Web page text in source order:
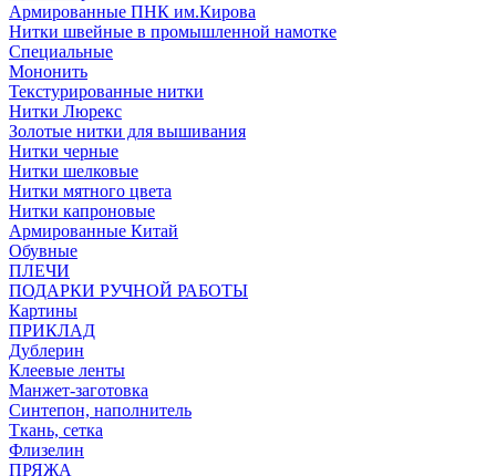
Армированные ПНК им.Кирова
Нитки швейные в промышленной намотке
Специальные
Мононить
Текстурированные нитки
Нитки Люрекс
Золотые нитки для вышивания
Нитки черные
Нитки шелковые
Нитки мятного цвета
Нитки капроновые
Армированные Китай
Обувные
ПЛЕЧИ
ПОДАРКИ РУЧНОЙ РАБОТЫ
Картины
ПРИКЛАД
Дублерин
Клеевые ленты
Манжет-заготовка
Синтепон, наполнитель
Ткань, сетка
Флизелин
ПРЯЖА